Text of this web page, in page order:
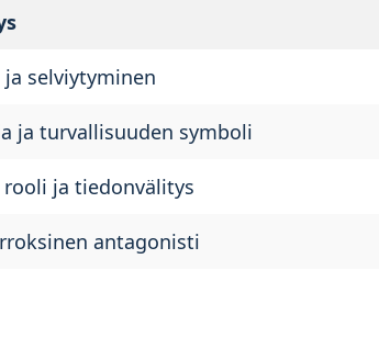
ja selviytyminen
ja turvallisuuden symboli
rooli ja tiedonvälitys
antagonisti